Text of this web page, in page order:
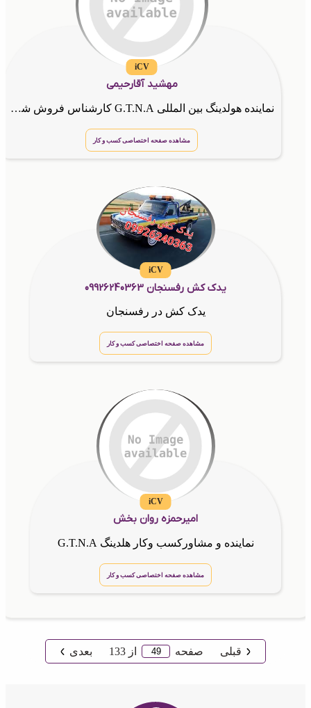
iCV
مهشید آقارحیمی
نماینده هولدینگ بین المللی G.T.N.A کارشناس فروش شرکت گسترش طراحان نقش الماس
مشاهده صفحه اختصاصی کسب و کار
iCV
یدک کش رفسنجان 09926240363
یدک کش در رفسنجان
مشاهده صفحه اختصاصی کسب و کار
iCV
امیرحمزه روان بخش
نماینده و مشاورکسب وکار هلدینگ G.T.N.A
مشاهده صفحه اختصاصی کسب و کار
قبلی صفحه از 133 بعدی